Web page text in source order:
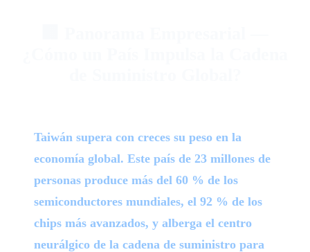
Taiwán supera con creces su peso en la
economía global. Este país de 23 millones de
personas produce más del 60 % de los
semiconductores mundiales, el 92 % de los
chips más avanzados, y alberga el centro
neurálgico de la cadena de suministro para